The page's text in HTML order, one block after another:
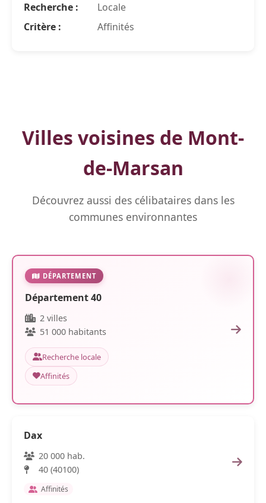
Recherche :
Locale
Critère :
Affinités
Villes voisines de Mont-
de-Marsan
Découvrez aussi des célibataires dans les
communes environnantes
DÉPARTEMENT
Département 40
2 villes
51 000 habitants
Recherche locale
Affinités
Dax
20 000 hab.
40 (40100)
Affinités